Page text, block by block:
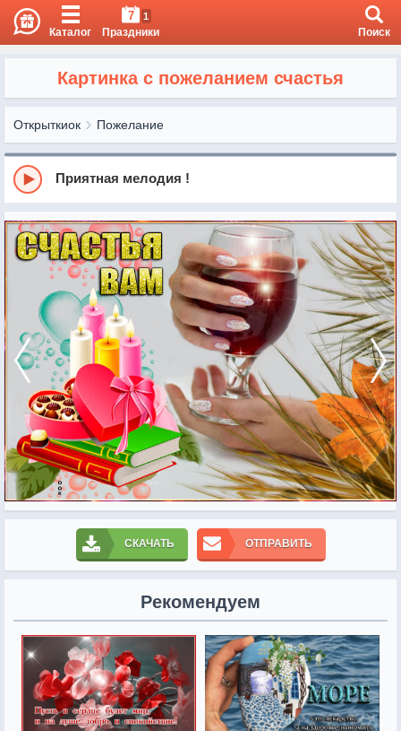
Каталог
7 1
Праздники Поиск
Картинка с пожеланием счастья
Открыткиок Пожелание
Приятная мелодия !
СКАЧАТЬ ОТПРАВИТЬ
Рекомендуем